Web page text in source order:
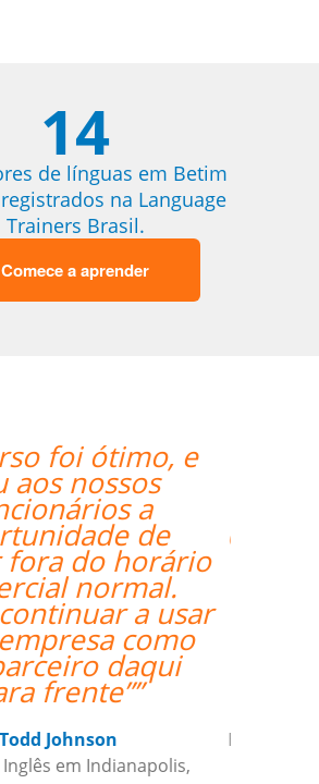
14
de línguas em Betim
na Language
Trainers Brasil.
Comece a aprender
experiente
Mei foi
didática e
mesmo via
me fazer
os primeiros
de Chinês
Mandarim.””
Antonio Pina
de Chinês Mandarim em
Gestora de Inteligência de
Crédito